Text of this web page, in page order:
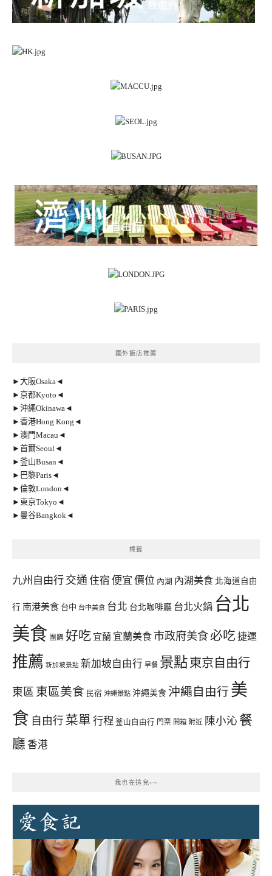
國外飯店推薦
►大阪Osaka◄
►京都Kyoto◄
►沖繩Okinawa◄
►香港Hong Kong◄
►澳門Macau◄
►首爾Seoul◄
►釜山Busan◄
►巴黎Paris◄
►倫敦London◄
►東京Tokyo◄
►曼谷Bangkok◄
標籤
九州自由行 交通 住宿 便宜 價位 內湖 內湖美食 北海道自由
行 南港美食 台中 台中美食 台北 台北咖啡廳 台北火鍋 台北
美食 團購 好吃 宜蘭 宜蘭美食 市政府美食必吃 捷運
推薦 新加坡景點 新加坡自由行 早餐 景點東京自由行
東區 東區美食 民宿 沖繩景點 沖繩美食 沖繩自由行 美
食 自由行 菜單 行程 釜山自由行 門票 開箱 附近 陳小沁 餐
廳 香港
我也在這兒~~